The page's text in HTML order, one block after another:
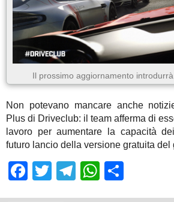
Il prossimo aggiornamento
Non potevano mancare anche
Plus di Driveclub: il team afferma di
lavoro per aumentare la capacità
futuro lancio della versione gratuita del
Facebook
TwitterTelegram